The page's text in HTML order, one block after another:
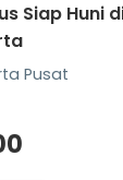
Siap Huni
Pusat